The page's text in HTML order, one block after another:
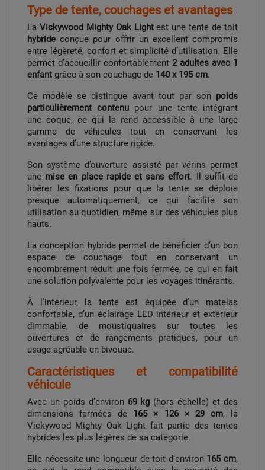
Type de tente, couchages et avantages
La Vickywood Mighty Oak Lightest une tente de toit
hybride conçue pour offrir un excellent compromis
entre légèreté, confort et simplicité d’utilisation. Elle
permet d’accueillir confortablement 2 adultes avec 1
enfant grâce à son couchage de 140 x 195 cm.
Ce modèle se distingue avant tout par son poids
particulièrement contenu pour une tente intégrant
une coque, ce qui la rend accessible à une large
gamme de véhicules tout en conservant les
avantages d’une structure rigide.
Son système d’ouverture assisté par vérins permet
une mise en place rapide et sans effort. Il suffit de
libérer les fixations pour que la tente se déploie
presque automatiquement, ce qui facilite son
utilisation au quotidien, même sur des véhicules plus
hauts.
La conception hybride permet de bénéficier d’un bon
espace de couchage tout en conservant un
encombrement réduit une fois fermée, ce qui en fait
une solution polyvalente pour les voyages itinérants.
À l’intérieur, la tente est équipée d’un matelas
confortable, d’un éclairage LED intérieur et extérieur
dimmable, de moustiquaires sur toutes les
ouvertures et de rangements pratiques, pour un
usage agréable en bivouac.
Caractéristiques et compatibilité
véhicule
Avec un poids d’environ 69 kg (hors échelle) et des
dimensions fermées de 165 × 126 × 29 cm, la
Vickywood Mighty Oak Light fait partie des tentes
hybrides les plus légères de sa catégorie.
Elle nécessite une longueur de toit d’environ 165 cm,